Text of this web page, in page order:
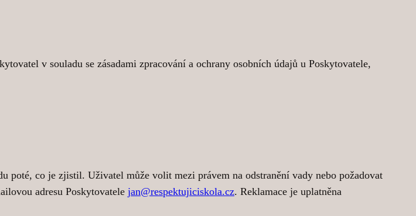
v souladu se zásadami zpracování a ochrany osobních údajů u Poskytovatele,
poté, co je zjistil. Uživatel může volit mezi právem na odstranění vady nebo požadovat
adresu Poskytovatele jan@respektujiciskola.cz. Reklamace je uplatněna